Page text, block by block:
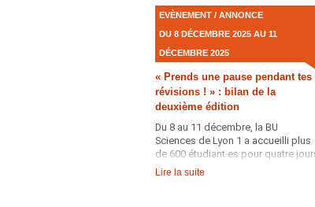
EVÈNEMENT / ANNONCE
DU 8 DÉCEMBRE 2025 AU 11
DÉCEMBRE 2025
« Prends une pause pendant tes
révisions ! » : bilan de la
deuxième édition
Du 8 au 11 décembre, la BU
Sciences de Lyon 1 a accueilli plus
de 600 étudiant·es pour quatre
d’activités et de détente, au cœur de
Lire la suite